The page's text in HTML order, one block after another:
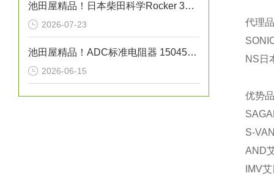
池田屋精品！日本柴田科学Rocker 300干式真空泵
2026-07-23
池田屋精品！ADC标准电阻器 15045系列 参数介绍
2026-06-15
代理
NS日
优势
S-
AND
IMV